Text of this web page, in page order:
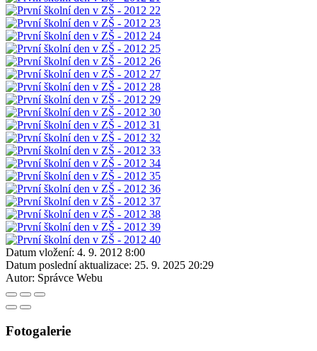
Datum vložení: 4. 9. 2012 8:00
Datum poslední aktualizace: 25. 9. 2025 20:29
Autor: Správce Webu
Fotogalerie